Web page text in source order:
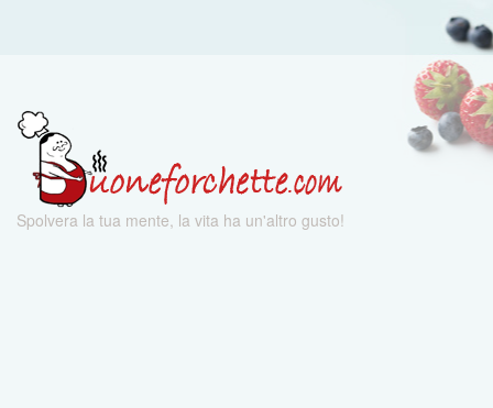
Spolvera la tua mente, la vita ha un'altro gusto!